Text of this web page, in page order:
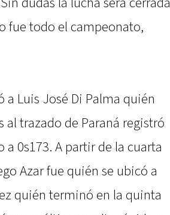
fue todo el campeonato,
Luis José Di Palma quién
trazado de Paraná registró
0s173. A partir de la cuarta
Azar fue quién se ubicó a
quién terminó en la quinta